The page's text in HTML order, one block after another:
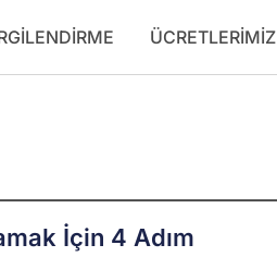
ÜCRETLERIMIZ
İçin 4 Adım